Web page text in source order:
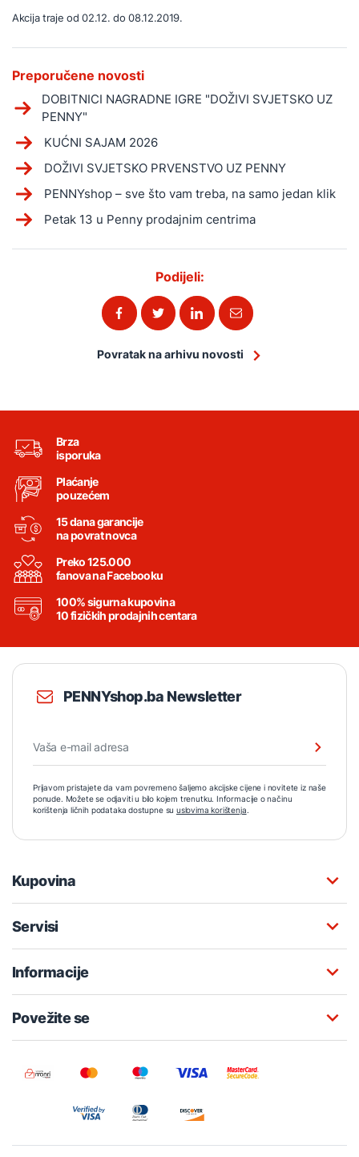
Akcija traje od 02.12. do 08.12.2019.
Preporučene novosti
DOBITNICI NAGRADNE IGRE "DOŽIVI SVJETSKO UZ
PENNY"
KUĆNI SAJAM 2026
DOŽIVI SVJETSKO PRVENSTVO UZ PENNY
PENNYshop – sve što vam treba, na samo jedan klik
Petak 13 u Penny prodajnim centrima
Podijeli:
Povratak na arhivu novosti
Brza
isporuka
Plaćanje
pouzećem
15 dana garancije
na povrat novca
Preko 125.000
fanova na Facebooku
100% sigurna kupovina
10 fizičkih prodajnih centara
PENNYshop.ba Newsletter
Prijavom pristajete da vam povremeno šaljemo akcijske cijene i novitete iz naše
ponude. Možete se odjaviti u bilo kojem trenutku. Informacije o načinu
korištenja ličnih podataka dostupne su uslovima korištenja.
Kupovina
Servisi
Informacije
Povežite se